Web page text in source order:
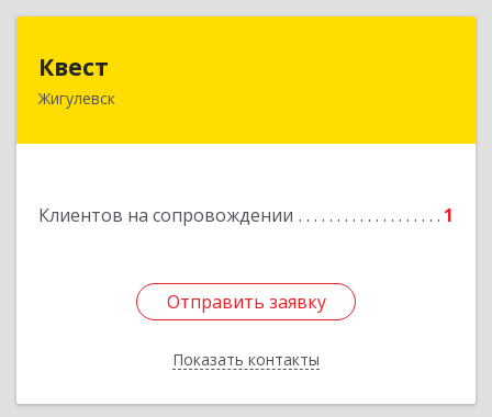
Квест
Жигулевск
Клиентов на сопровождении 1
Отправить заявку
Показать контакты
445350, Самарская обл., Жигулевск, ул.Пушкина,
Отправить заявку
Назад